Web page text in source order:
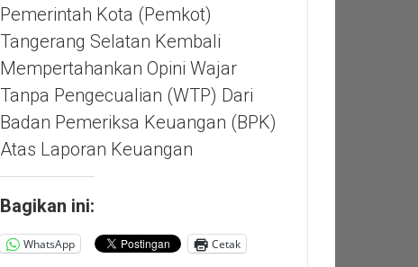
Pemerintah Kota (Pemkot)
Tangerang Selatan Kembali
Mempertahankan Opini Wajar
Tanpa Pengecualian (WTP) Dari
Badan Pemeriksa Keuangan (BPK)
Atas Laporan Keuangan
Bagikan ini:
WhatsApp Cetak